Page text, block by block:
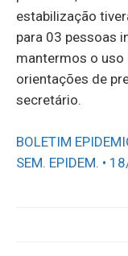
estabilização
para 03 pessoas
mantermos o uso
orientações de
secretário.
BOLETIM
SEM. EPIDEM. •